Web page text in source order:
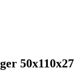
50x110x27